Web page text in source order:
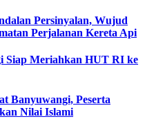
Persinyalan, Wujud
Perjalanan Kereta Api
Siap Meriahkan HUT RI ke
Banyuwangi, Peserta
Nilai Islami